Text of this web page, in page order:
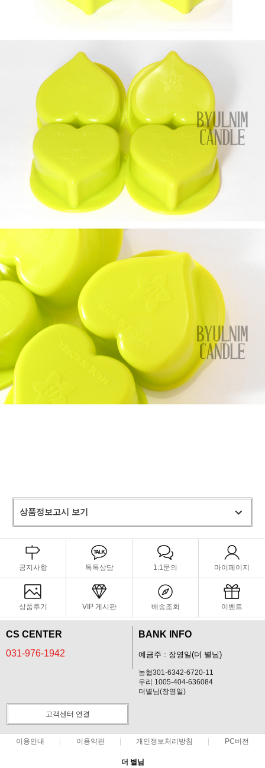
상품정보고시 보기
공지사항 톡톡상담 1:1문의 마이페이지
상품후기 VIP 게시판 배송조회 이벤트
CS CENTER
031-976-1942
BANK INFO
예금주 : 장영일(더 별님)
농협301-6342-6720-11
우리 1005-404-636084
더별님(장영일)
고객센터 연결
이용안내 이용약관 개인정보처리방침 PC버전
더 별님